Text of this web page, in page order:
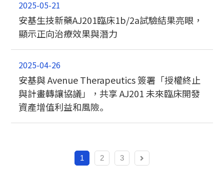
2025-05-21
安基生技新藥AJ201臨床1b/2a試驗結果亮眼，
顯示正向治療效果與潛力
2025-04-26
安基與 Avenue Therapeutics 簽署「授權終止
與計畫轉讓協議」，共享 AJ201 未來臨床開發
資產增值利益和風險｡
1 2 3